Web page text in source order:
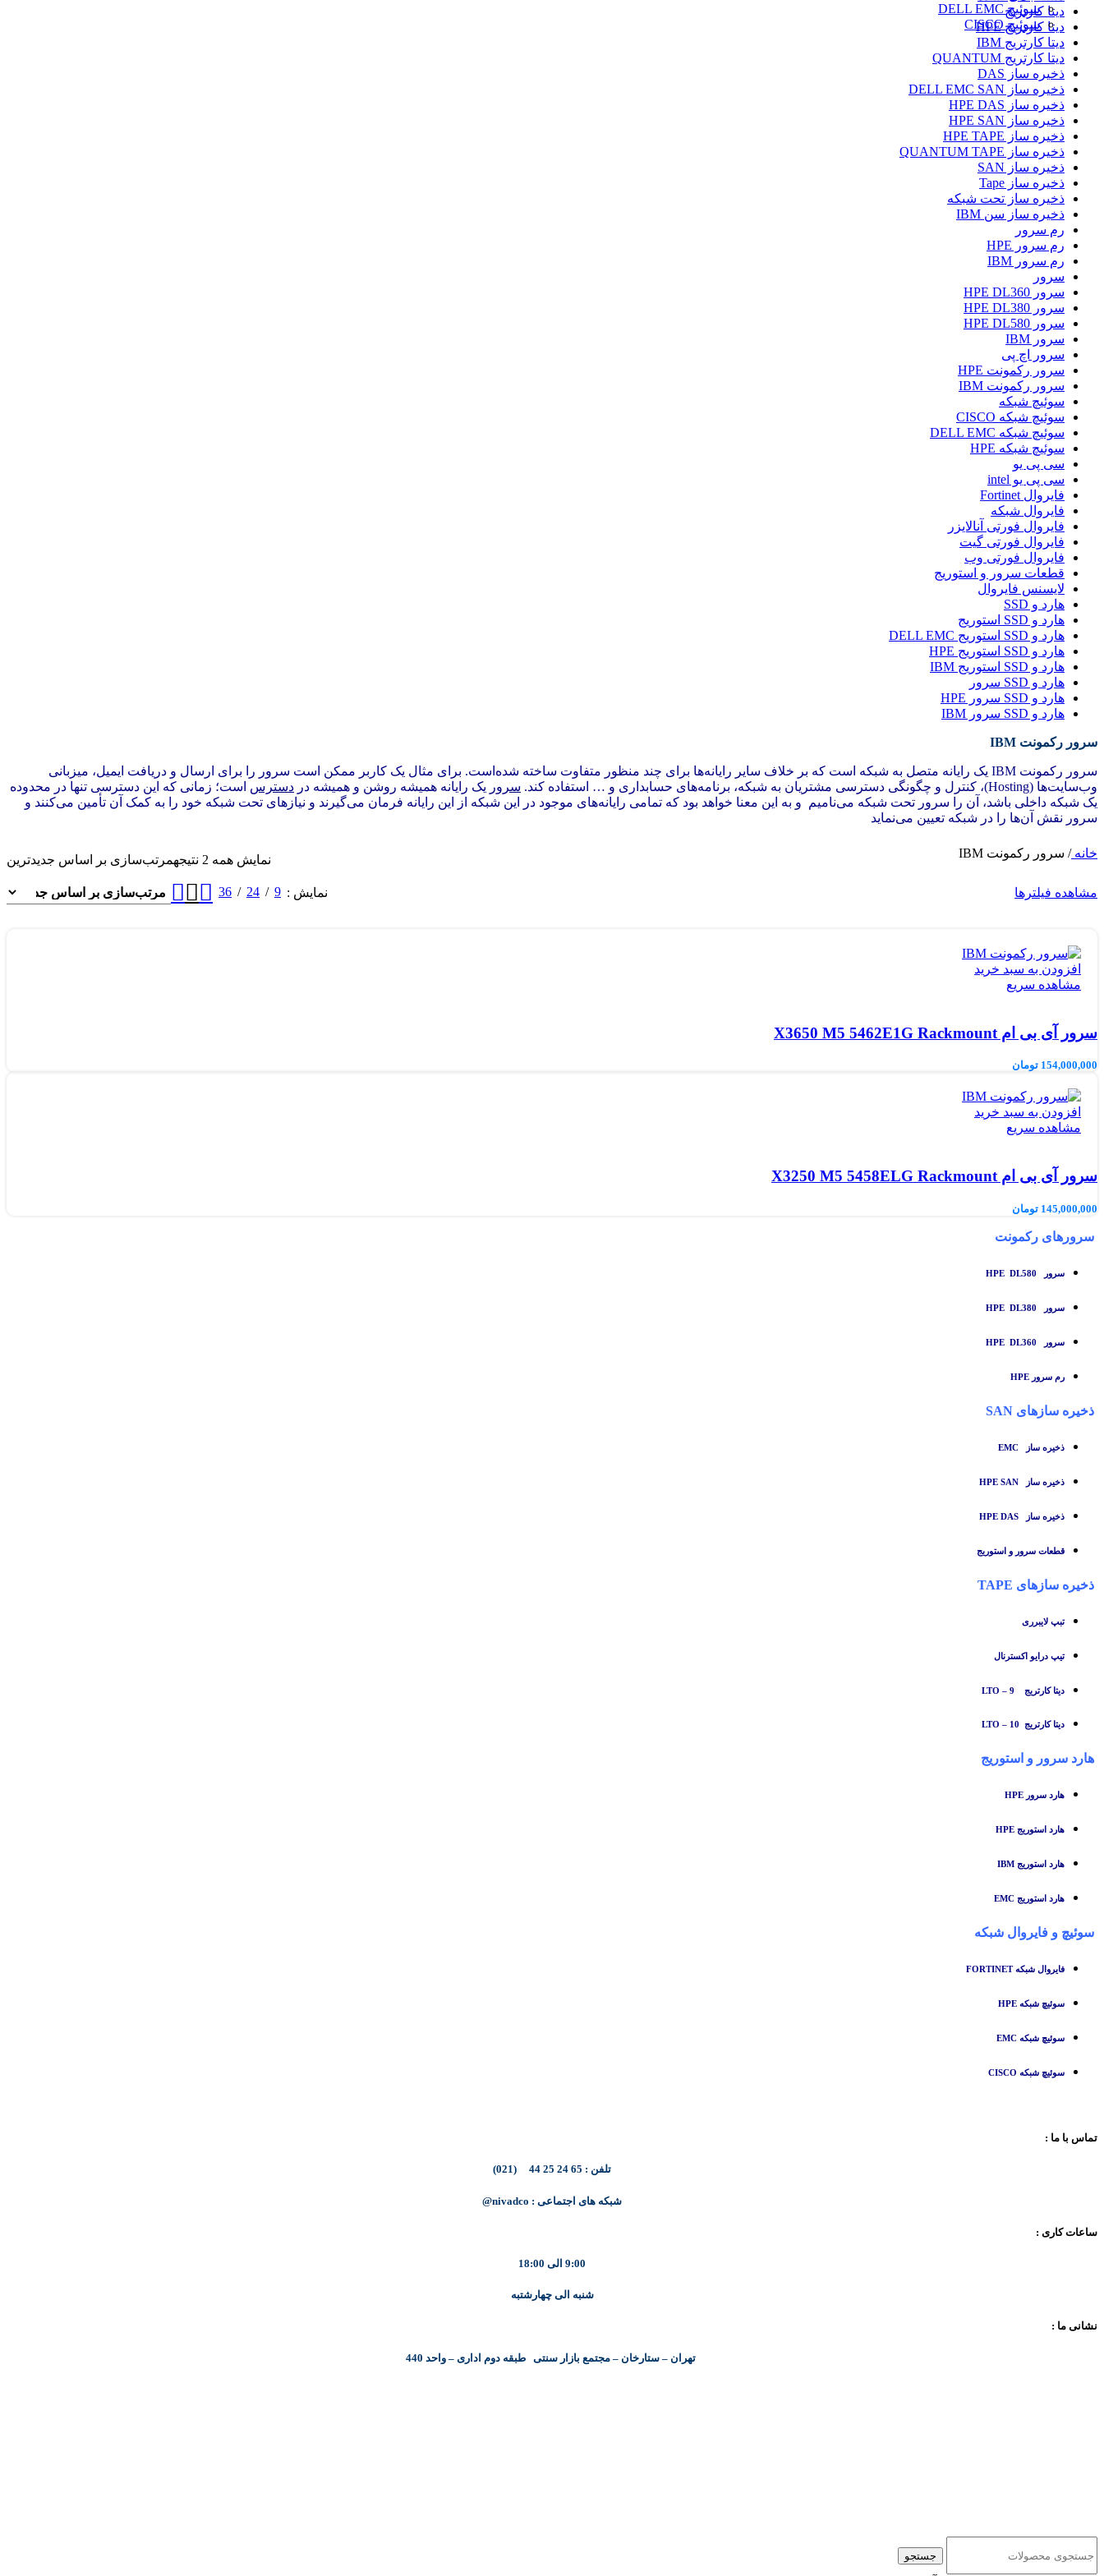
سوئیچ DELL EMC
سوئیچ CISCO
دیتا کارتریج
دیتا کارتریج HPE
دیتا کارتریج IBM
دیتا کارتریج QUANTUM
ذخیره ساز DAS
ذخیره ساز DELL EMC SAN
ذخیره ساز HPE DAS
ذخیره ساز HPE SAN
ذخیره ساز HPE TAPE
ذخیره ساز QUANTUM TAPE
ذخیره ساز SAN
ذخیره ساز Tape
ذخیره ساز تحت شبکه
ذخیره ساز سن IBM
رم سرور
رم سرور HPE
رم سرور IBM
سرور
سرور HPE DL360
سرور HPE DL380
سرور HPE DL580
سرور IBM
سرور اچ پی
سرور رکمونت HPE
سرور رکمونت IBM
سوئیچ شبکه
سوئیچ شبکه CISCO
سوئیچ شبکه DELL EMC
سوئیچ شبکه HPE
سی پی یو
سی پی یو intel
فایروال Fortinet
فایروال شبکه
فایروال فورتی آنالایزر
فایروال فورتی گیت
فایروال فورتی وب
قطعات سرور و استوریج
لایسنس فایروال
هارد و SSD
هارد و SSD استوریج
هارد و SSD استوریج DELL EMC
هارد و SSD استوریج HPE
هارد و SSD استوریج IBM
هارد و SSD سرور
هارد و SSD سرور HPE
هارد و SSD سرور IBM
سرور رکمونت IBM
سرور رکمونت IBM یک رایانه متصل به شبکه است که بر خلاف سایر رایانه‌ها برای چند منظور متفاوت ساخته شده‌است. برای مثال یک کاربر ممکن است سرور را برای ارسال و دریافت ایمیل، میزبانی
وب‌سایت‌ها (Hosting)، کنترل و چگونگی دسترسی مشتریان به شبکه، برنامه‌های حسابداری و … استفاده کند.
سرور یک رایانه همیشه روشن و همیشه در دسترس است؛ زمانی که این دسترسی تنها در محدوده
یک شبکه داخلی باشد، آن را سرور تحت شبکه می‌نامیم و به این معنا خواهد بود که تمامی رایانه‌های موجود در این شبکه از این رایانه فرمان می‌گیرند و نیازهای تحت شبکه خود را به کمک آن تأمین می‌کنند و
سرور نقش آن‌ها را در شبکه تعیین می‌نماید
خانه/ سرور رکمونت IBM نمایش همه 2 نتیجه مرتب‌سازی بر اساس جدیدترین
مشاهده فیلترها نمایش 9
24
36
افزودن به سبد خرید
مشاهده سریع
سرور آی بی ام X3650 M5 5462E1G Rackmount
154,000,000 تومان
افزودن به سبد خرید
مشاهده سریع
سرور آی بی ام X3250 M5 5458ELG Rackmount
145,000,000 تومان
سرورهای رکمونت
سرور HPE DL580
سرور HPE DL380
سرور HPE DL360
رم سرور HPE
ذخیره سازهای SAN
ذخیره ساز
ذخیره ساز HPE SAN
ذخیره ساز HPE DAS
قطعات سرور و استوریج
ذخیره سازهای TAPE
تبپ لایبرری
تیپ درایو اکسترنال
دیتا کارتریج LTO – 9
دیتا کارتریج LTO – 10
هارد سرور و استوریج
هارد سرور HPE
هارد استوریج HPE
هارد استوریج IBM
هارد استوریج EMC
سوئیچ و فایروال شبکه
فایروال شبکه FORTINET
سوئیچ شبکه HPE
سوئیچ شبکه EMC
سوئیچ شبکه CISCO
تماس با ما :
تلفن : 65 24 25 44 (021)
شبکه های اجتماعی : nivadco@
ساعات کاری :
9:00 الی 18:00
شنبه الی چهارشتبه
نشانی ما :
تهران – ستارخان – مجتمع بازار سنتی طبقه دوم اداری – واحد 440
جستجو